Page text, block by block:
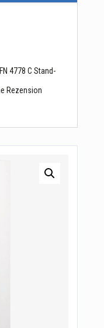
4778 C Stand-
Rezension